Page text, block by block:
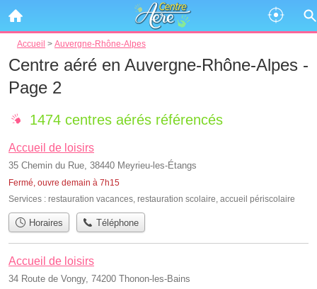
Accueil > Auvergne-Rhône-Alpes
Centre aéré en Auvergne-Rhône-Alpes -
Page 2
1474 centres aérés référencés
Accueil de loisirs
35 Chemin du Rue, 38440 Meyrieu-les-Étangs
Fermé, ouvre demain à 7h15
Services : restauration vacances, restauration scolaire, accueil périscolaire
Horaires Téléphone
Accueil de loisirs
34 Route de Vongy, 74200 Thonon-les-Bains